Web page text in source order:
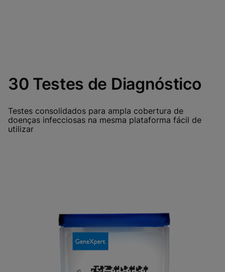
30 Testes de Diagnóstico
Testes consolidados para ampla cobertura de
doenças infecciosas na mesma plataforma fácil de
utilizar